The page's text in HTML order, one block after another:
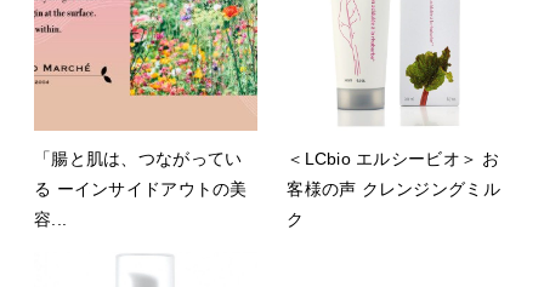
「腸と肌は、つながってい
る ーインサイドアウトの美
容...
＜LCbio エルシービオ＞ お
客様の声 クレンジングミル
ク